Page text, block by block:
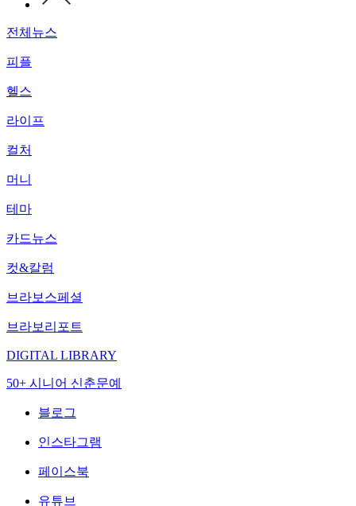
전체뉴스
피플
헬스
라이프
컬처
머니
테마
카드뉴스
컷&칼럼
브라보스페셜
브라보리포트
DIGITAL LIBRARY
50+ 시니어 신춘문예
블로그
인스타그램
페이스북
유튜브